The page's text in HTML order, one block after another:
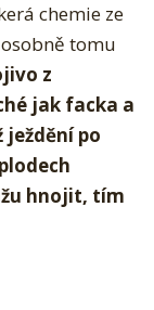
chemie ze
tomu
z
jak facka a
po
hnojit, tím